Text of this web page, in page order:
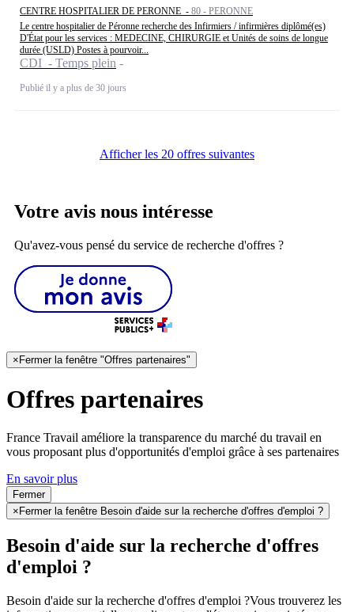
CENTRE HOSPITALIER DE PERONNE - 80 - PERONNE
Le centre hospitalier de Péronne recherche des Infirmiers / infirmières diplômé(es)
D'État pour les services : MEDECINE, CHIRURGIE et Unités de soins de longue
durée (USLD) Postes à pourvoir...
CDI - Temps plein
Publié il y a plus de 30 jours
Afficher les 20 offres suivantes
Votre avis nous intéresse
Qu'avez-vous pensé du service de recherche d'offres ?
×Fermer la fenêtre "Offres partenaires"
Offres partenaires
France Travail améliore la transparence du marché du travail en
vous proposant plus d'opportunités d'emploi grâce à ses partenaires
En savoir plus
Fermer
× Fermer la fenêtre Besoin d'aide sur la recherche d'offres d'emploi ?
Besoin d'aide sur la recherche d'offres
d'emploi ?
Besoin d'aide sur la recherche d'offres d'emploi ?Vous trouverez les